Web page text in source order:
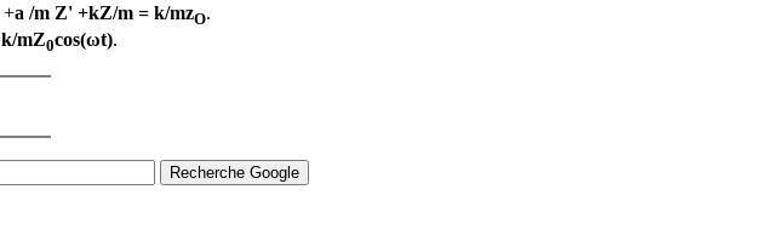
+a /m Z' +kZ/m = k/mzO.
k/mZ0cos(ωt).